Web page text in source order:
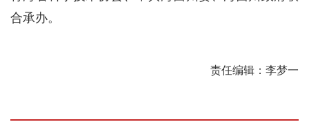
合承办。
责任编辑：李梦一